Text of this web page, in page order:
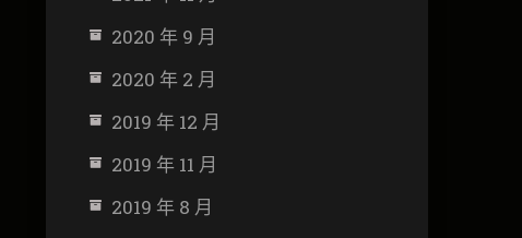
2020 年 9 月
2020 年 2 月
2019 年 12 月
2019 年 11 月
2019 年 8 月